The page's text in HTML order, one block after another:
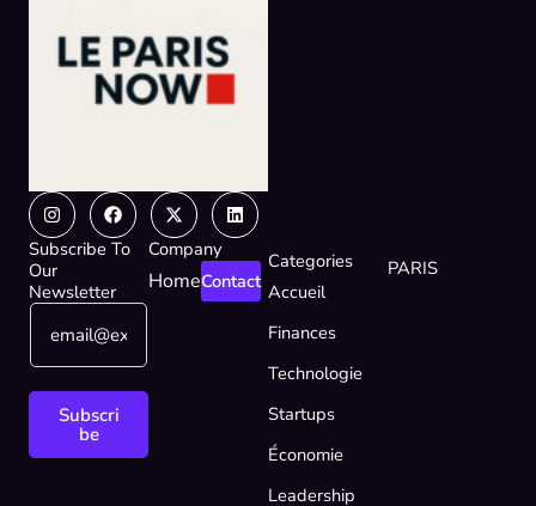
InstagramFacebook
X-
twitter
Linkedin
Subscribe To
Our
Newsletter
*
m
E
E
a
Subscri
be
Company
HomeContact
Categories
Accueil
Finances
Technologie
Startups
Économie
Leadership
PARIS